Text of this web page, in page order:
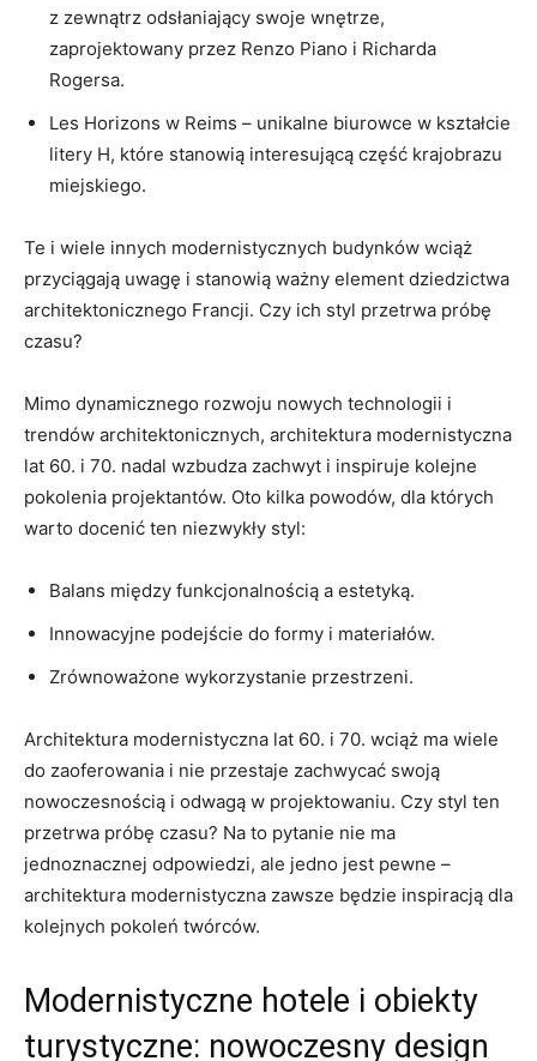
z zewnątrz odsłaniający swoje ⁢wnętrze,
zaprojektowany przez ​Renzo Piano i Richarda
Rogersa.
Les Horizons w Reims – unikalne​ biurowce w kształcie‍
litery H, które stanowią interesującą część⁣ krajobrazu
miejskiego.
Te i wiele innych modernistycznych budynków wciąż
przyciągają uwagę i stanowią ważny element dziedzictwa‍
architektonicznego Francji. Czy ich⁤ styl przetrwa próbę
czasu?
Mimo dynamicznego rozwoju nowych technologii i
trendów architektonicznych, architektura modernistyczna
lat 60. ⁤i 70. nadal wzbudza zachwyt i inspiruje kolejne
pokolenia projektantów. Oto kilka powodów, dla których‍
warto​ docenić ten niezwykły styl:
Balans⁢ między funkcjonalnością a ⁣estetyką.
Innowacyjne ⁣podejście do formy i materiałów.
Zrównoważone wykorzystanie przestrzeni.
Architektura modernistyczna lat ⁣60. i 70. wciąż ma⁤ wiele
do zaoferowania⁢ i nie przestaje zachwycać swoją
nowoczesnością i odwagą w projektowaniu. Czy styl ​ten
przetrwa próbę czasu? Na to pytanie nie ma
jednoznacznej odpowiedzi, ale jedno jest ‍pewne –
architektura modernistyczna ‌zawsze będzie inspiracją dla
kolejnych‍ pokoleń twórców.
Modernistyczne hotele i obiekty
turystyczne: nowoczesny design